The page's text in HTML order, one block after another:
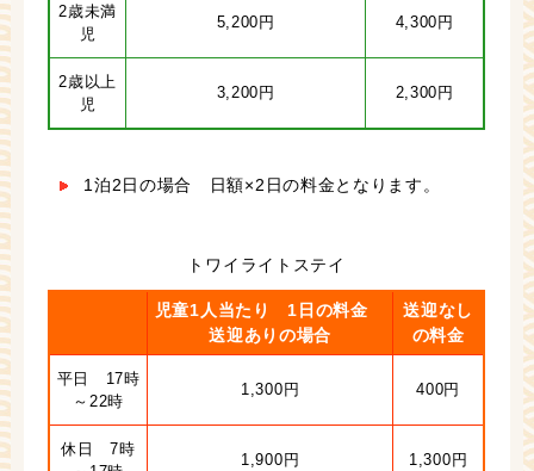
2歳未満
児
5,200円 4,300円
2歳以上
児
3,200円 2,300円
1泊2日の場合 日額×2日の料金となります。
トワイライトステイ
児童1人当たり 1日の料金
送迎ありの場合
送迎なし
の料金
平日 17時
～22時
1,300円 400円
休日 7時
1,900円 1,300円